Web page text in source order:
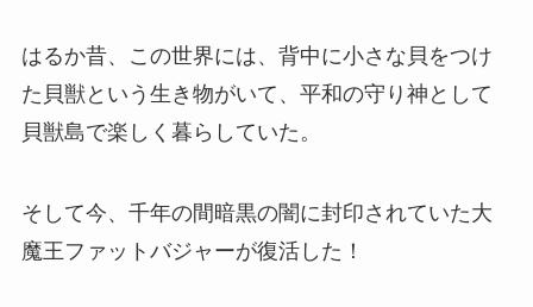
はるか昔、この世界には、背中に小さな貝をつけ
た貝獣という生き物がいて、平和の守り神として
貝獣島で楽しく暮らしていた。
そして今、千年の間暗黒の闇に封印されていた大
魔王ファットバジャーが復活した！